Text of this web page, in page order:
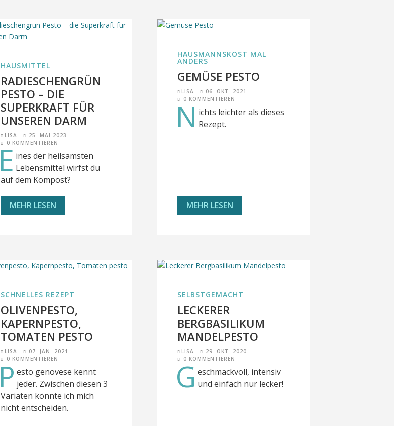
HAUSMITTEL
RADIESCHENGRÜN
PESTO – DIE
SUPERKRAFT FÜR
UNSEREN DARM
LISA
25. MAI 2023
0 KOMMENTIEREN
E ines der heilsamsten
Lebensmittel wirfst du
auf dem Kompost?
MEHR LESEN
HAUSMANNSKOST MAL
ANDERS
GEMÜSE PESTO
LISA
06. OKT. 2021
0 KOMMENTIEREN
N ichts leichter als dieses
Rezept.
MEHR LESEN
SCHNELLES REZEPT
OLIVENPESTO,
KAPERNPESTO,
TOMATEN PESTO
LISA
07. JAN. 2021
0 KOMMENTIEREN
P esto genovese kennt
jeder. Zwischen diesen 3
Variaten könnte ich mich
nicht entscheiden.
SELBSTGEMACHT
LECKERER
BERGBASILIKUM
MANDELPESTO
LISA
29. OKT. 2020
0 KOMMENTIEREN
G eschmackvoll, intensiv
und einfach nur lecker!